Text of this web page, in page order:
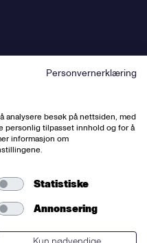
Personvernerklæring
analysere besøk på nettsiden, med
personlig tilpasset innhold og for å
informasjon om
Statistiske
Annonsering